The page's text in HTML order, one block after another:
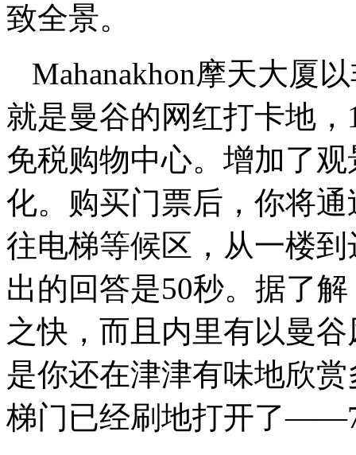
致全景。
Mahanakhon摩天大厦
就是曼谷的网红打卡地
免税购物中心。增加了
化。购买门票后，你将
往电梯等候区，从一楼
出的回答是50秒。据了
之快，而且内里有以曼
是你还在津津有味地欣
梯门已经刷地打开了